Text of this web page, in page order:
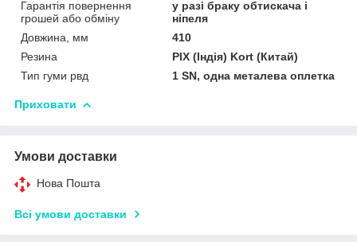
Гарантія повернення
грошей або обміну
у разі браку обтискача і
ніпеля
Довжина, мм
410
Резина
PIX (Індія) Kort (Китай)
Тип гуми рвд
1 SN, одна металева оплетка
Приховати
Умови доставки
Нова Пошта
Всі умови доставки